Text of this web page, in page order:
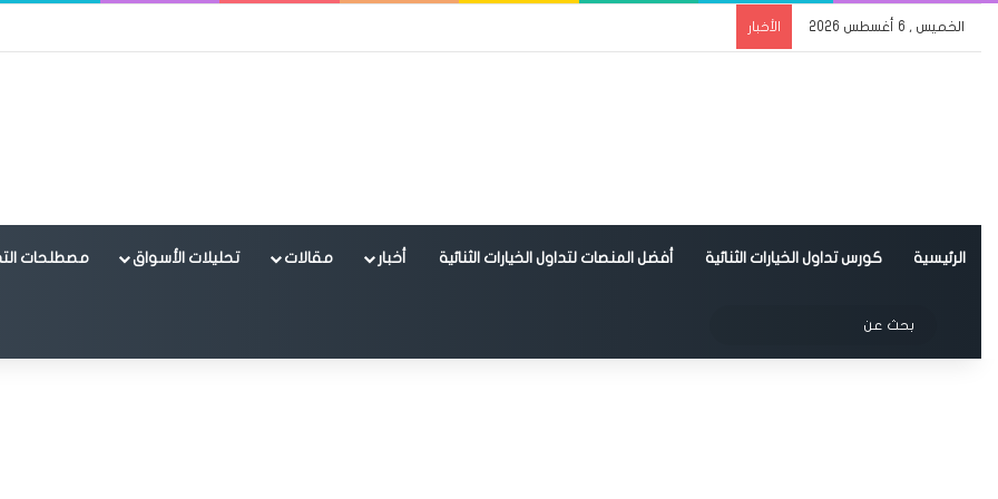
الخميس , 6 أغسطس 2026 الأخبار
الرئيسية كورس تداول الخيارات الثنائية أفضل المنصات لتداول الخيارات الثنائية أخبار مقالات تحليلات الأسواق مصطلحات
الوضع المظلم